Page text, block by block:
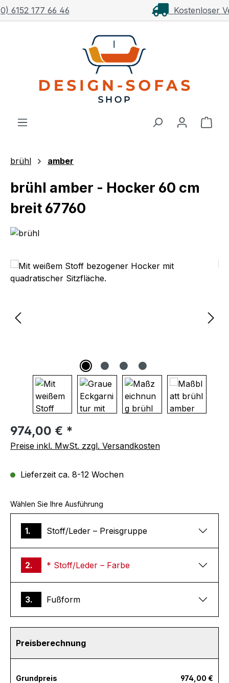
Zum Hauptinhalt springen
Kostenloser Versand ab 1.000€**
brühl amber
brühl amber - Hocker 60 cm
breit 67760
Bildergalerie überspringen
Regulärer Preis:
974,00 € *
Preise inkl. MwSt. zzgl. Versandkosten
Lieferzeit ca. 8-12 Wochen
Wählen Sie Ihre Ausführung
1. Stoff/Leder – Preisgruppe
2. * Stoff/Leder – Farbe
3. Fußform
Preisberechnung
Grundpreis 974,00 €